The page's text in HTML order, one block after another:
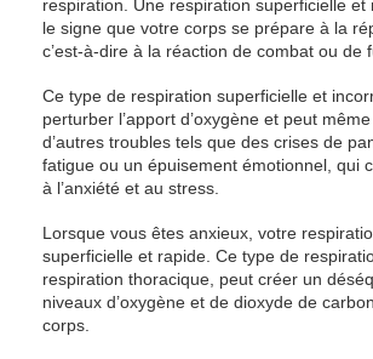
respiration. Une respiration superficielle et
le signe que votre corps se prépare à la
c’est-à-dire à la réaction de combat ou de
Ce type de respiration superficielle et
perturber l’apport d’oxygène et peut
d’autres troubles tels que des crises de
fatigue ou un épuisement émotionnel, qui
à l’anxiété et au stress.
Lorsque vous êtes anxieux, votre
superficielle et rapide. Ce type de
respiration thoracique, peut créer un
niveaux d’oxygène et de dioxyde de
corps.